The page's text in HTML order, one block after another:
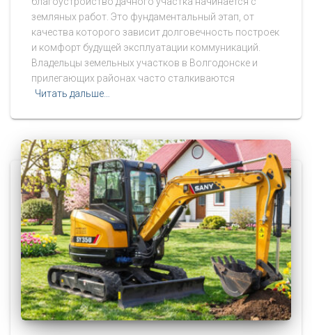
земляных работ. Это фундаментальный этап, от
качества которого зависит долговечность построек
и комфорт будущей эксплуатации коммуникаций.
Владельцы земельных участков в Волгодонске и
прилегающих районах часто сталкиваются
Читать дальше…